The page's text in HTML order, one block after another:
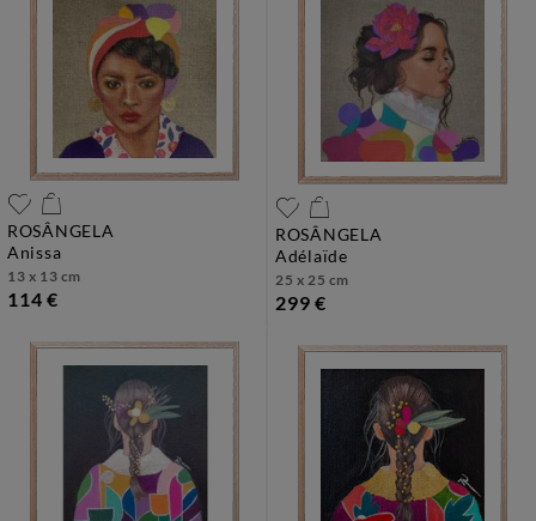
ROSÂNGELA
anissa
13 x 13 cm
114 €
ROSÂNGELA
adélaïde
25 x 25 cm
299 €